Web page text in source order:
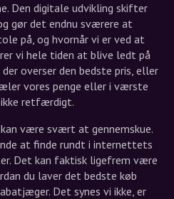
Den digitale udvikling skifter
gør det endnu sværere at
på, og hvornår vi er ved at
vi hele tiden at blive ledt på
overser den bedste pris, eller
vores penge eller i værste
retfærdigt.
være svært at gennemskue.
at finde rundt i internettets
Det kan faktisk ligefrem være
du laver det bedste køb
Det synes vi ikke, er